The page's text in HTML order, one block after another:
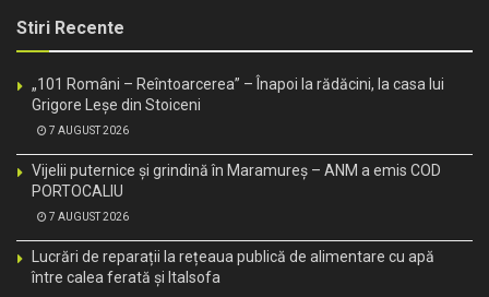
Stiri Recente
„101 Români – Reîntoarcerea” – Înapoi la rădăcini, la casa lui
Grigore Leșe din Stoiceni
7 AUGUST 2026
Vijelii puternice și grindină în Maramureș – ANM a emis COD
PORTOCALIU
7 AUGUST 2026
Lucrări de reparații la rețeaua publică de alimentare cu apă
între calea ferată și Italsofa